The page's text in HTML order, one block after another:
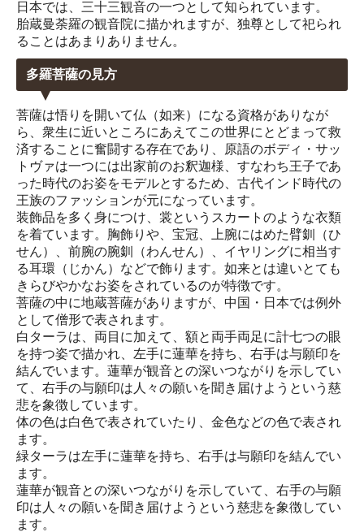
日本では、三十三観音の一つとして知られています。
胎蔵曼荼羅の観音院に描かれますが、独尊として祀られ
ることはあまりありません。
多羅菩薩の見方
菩薩は悟りを開いて仏（如来）になる資格がありなが
ら、衆生に近いところにあえてこの世界にとどまって救
済することに奮闘する存在であり、原語のボディ・サッ
トヴァは一つには出家前のお釈迦様、すなわち王子であ
った時代のお姿をモデルとするため、古代インド時代の
王族のファッションが元になっています。
装飾品を多く身につけ、裳というスカートのような衣類
を着ています。胸飾りや、宝冠、上腕にはめた臂釧（ひ
せん）、前腕の腕釧（わんせん）、イヤリングに相当す
る耳環（じかん）などで飾ります。如来とは違いとても
きらびやかなお姿をされているのが特徴です。
菩薩の中に地蔵菩薩がありますが、中国・日本では例外
として僧形で表されます。
白ターラは、両目に加えて、額と両手両足に計七つの眼
を持つ姿で描かれ、左手に蓮華を持ち、右手は与願印を
結んでいます。蓮華が観音との深いつながりを示してい
て、右手の与願印は人々の願いを聞き届けようという慈
悲を象徴しています。
体の色は白色で表されていたり、金色などの色で表され
ます。
緑ターラは左手に蓮華を持ち、右手は与願印を結んでい
ます。
蓮華が観音との深いつながりを示していて、右手の与願
印は人々の願いを聞き届けようという慈悲を象徴してい
ます。